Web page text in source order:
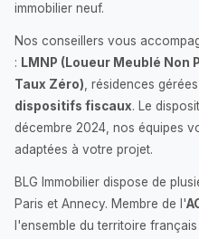
immobilier neuf.
Nos conseillers vous
: LMNP (Loueur Meublé Non
Taux Zéro) , résidences
dispositifs fiscaux. Le
décembre 2024, nos équipes
adaptées à votre projet.
BLG Immobilier dispose de
Paris et Annecy. Membre de l'
l'ensemble du territoire